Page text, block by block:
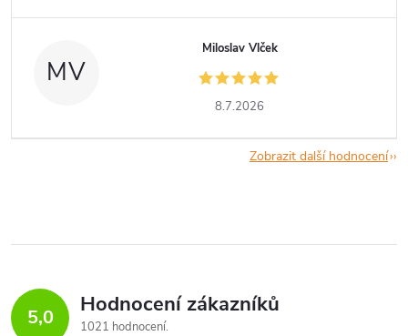
MV
Miloslav Vlček
8.7.2026
Zobrazit další hodnocení
5,0 Hodnocení zákazníků
1021 hodnocení